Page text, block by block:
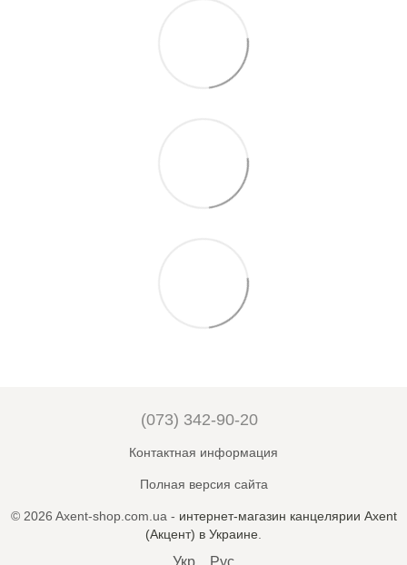
(073) 342-90-20
Контактная информация
Полная версия сайта
© 2026 Axent-shop.com.ua - интернет-магазин канцелярии Axent
(Акцент) в Украине